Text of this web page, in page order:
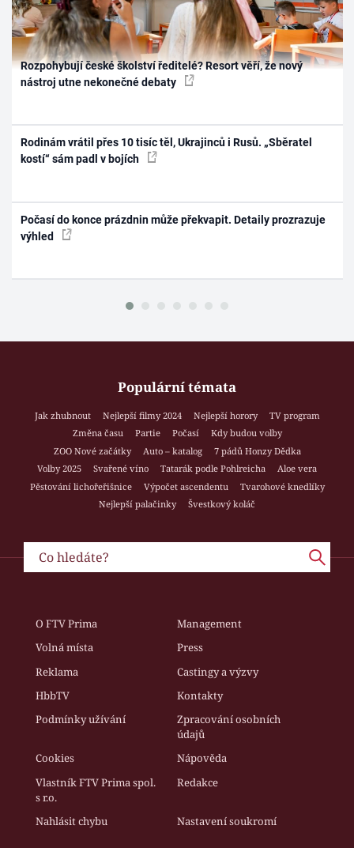
Rozpohybují české školství ředitelé? Resort věří, že nový
nástroj utne nekonečné debaty
Rodinám vrátil přes 10 tisíc těl, Ukrajinců i Rusů. „Sběratel
kostí“ sám padl v bojích
Počasí do konce prázdnin může překvapit. Detaily prozrazuje
výhled
Populární témata
Jak zhubnout Nejlepší filmy 2024 Nejlepší horory
TV program
Změna času
Partie Počasí
Kdy budou volby
ZOO Nové začátky
Auto – katalog
7 pádů Honzy Dědka
Volby 2025
Svařené víno Tatarák podle Pohlreicha
Aloe vera
Pěstování lichořeřišnice
Výpočet ascendentu
Tvarohové knedlíky
Nejlepší palačinky
Švestkový koláč
O FTV Prima
Management
Volná místa
Press
Reklama
Castingy a výzvy
HbbTV
Kontakty
Podmínky užívání
Zpracování osobních
údajů
Cookies
Nápověda
Vlastník FTV Prima spol.
s r.o.
Redakce
Nahlásit chybu Nastavení soukromí